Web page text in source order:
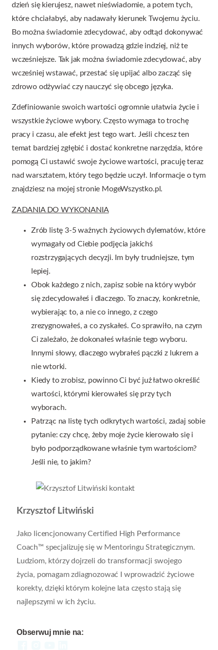
dzień się kierujesz, nawet nieświadomie, a potem tych,
które chciałabyś, aby nadawały kierunek Twojemu życiu.
Bo można świadomie zdecydować, aby odtąd dokonywać
innych wyborów, które prowadzą gdzie indziej, niż te
wcześniejsze. Tak jak można świadomie zdecydować, aby
wcześniej wstawać, przestać się upijać albo zacząć się
zdrowo odżywiać czy nauczyć się obcego języka.
Zdefiniowanie swoich wartości ogromnie ułatwia życie i
wszystkie życiowe wybory. Często wymaga to trochę
pracy i czasu, ale efekt jest tego wart. Jeśli chcesz ten
temat bardziej zgłębić i dostać konkretne narzędzia, które
pomogą Ci ustawić swoje życiowe wartości, pracuję teraz
nad warsztatem, który tego będzie uczył. Informacje o tym
znajdziesz na mojej stronie MogeWszystko.pl.
ZADANIA DO WYKONANIA
Zrób listę 3-5 ważnych życiowych dylematów, które
wymagały od Ciebie podjęcia jakichś
rozstrzygających decyzji. Im były trudniejsze, tym
lepiej.
Obok każdego z nich, zapisz sobie na który wybór
się zdecydowałeś i dlaczego. To znaczy, konkretnie,
wybierając to, a nie co innego, z czego
zrezygnowałeś, a co zyskałeś. Co sprawiło, na czym
Ci zależało, że dokonałeś właśnie tego wyboru.
Innymi słowy, dlaczego wybrałeś pączki z lukrem a
nie wtorki.
Kiedy to zrobisz, powinno Ci być już łatwo określić
wartości, którymi kierowałeś się przy tych
wyborach.
Patrząc na listę tych odkrytych wartości, zadaj sobie
pytanie: czy chcę, żeby moje życie kierowało się i
było podporządkowane właśnie tym wartościom?
Jeśli nie, to jakim?
Krzysztof Litwiński
Jako licencjonowany Certified High Performance
Coach™ specjalizuję się w Mentoringu Strategicznym.
Ludziom, którzy dojrzeli do transformacji swojego
życia, pomagam zdiagnozować I wprowadzić życiowe
korekty, dzięki którym kolejne lata często stają się
najlepszymi w ich życiu.
Obserwuj mnie na: